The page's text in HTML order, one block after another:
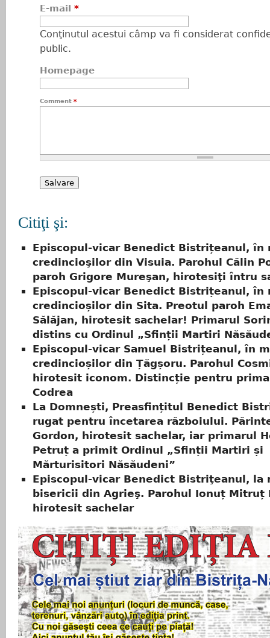
E-mail *
Conţinutul acestui câmp va fi considerat
public.
Homepage
Comment *
Citiţi şi:
Episcopul-vicar Benedict Bistrițeanul, în
credincioşilor din Visuia. Parohul Călin
paroh Grigore Mureşan, hirotesiţi întru
Episcopul-vicar Benedict Bistrițeanul, în
credincioșilor din Sita. Preotul paroh
Sălăjan, hirotesit sachelar! Primarul
distins cu Ordinul „Sfinții Martiri
Episcopul-vicar Samuel Bistrițeanul, în
credincioșilor din Țăgșoru. Parohul
hirotesit iconom. Distincție pentru
Codrea
La Domnești, Preasfințitul Benedict
rugat pentru încetarea războiului.
Gordon, hirotesit sachelar, iar primarul
Petruț a primit Ordinul „Sfinții Martiri și
Mărturisitori Năsăudeni”
Episcopul-vicar Benedict Bistriţeanul, la
bisericii din Agrieş. Parohul Ionuț Mitruț
hirotesit sachelar